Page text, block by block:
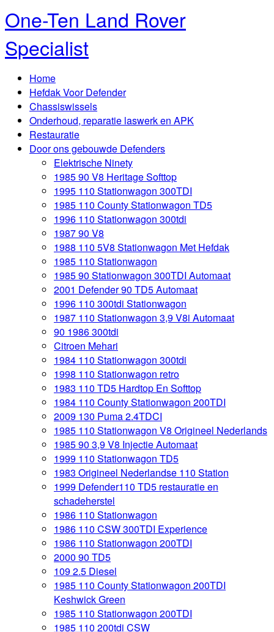
One-Ten Land Rover
Specialist
Home
Hefdak Voor Defender
Chassiswissels
Onderhoud, reparatie laswerk en APK
Restauratie
Door ons gebouwde Defenders
Elektrische Ninety
1985 90 V8 Heritage Softtop
1995 110 Stationwagon 300TDI
1985 110 County Stationwagon TD5
1996 110 Stationwagon 300tdi
1987 90 V8
1988 110 5V8 Stationwagon Met Hefdak
1985 110 Stationwagon
1985 90 Stationwagon 300TDI Automaat
2001 Defender 90 TD5 Automaat
1996 110 300tdi Stationwagon
1987 110 Stationwagon 3,9 V8i Automaat
90 1986 300tdi
Citroen Mehari
1984 110 Stationwagon 300tdi
1998 110 Stationwagon retro
1983 110 TD5 Hardtop En Softtop
1984 110 County Stationwagon 200TDI
2009 130 Puma 2.4TDCI
1985 110 Stationwagon V8 Origineel Nederlands
1985 90 3,9 V8 Injectie Automaat
1999 110 Stationwagon TD5
1983 Origineel Nederlandse 110 Station
1999 Defender110 TD5 restauratie en
schadeherstel
1986 110 Stationwagon
1986 110 CSW 300TDI Experience
1986 110 Stationwagon 200TDI
2000 90 TD5
109 2.5 Diesel
1985 110 County Stationwagon 200TDI
Keshwick Green
1985 110 Stationwagon 200TDI
1985 110 200tdi CSW